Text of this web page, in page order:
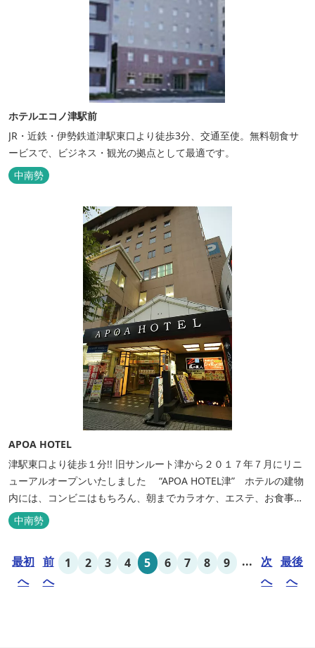
ホテルエコノ津駅前
JR・近鉄・伊勢鉄道津駅東口より徒歩3分、交通至使。無料朝食サ
ービスで、ビジネス・観光の拠点として最適です。
中南勢
APOA HOTEL
津駅東口より徒歩１分!! 旧サンルート津から２０１７年７月にリニ
ューアルオープンいたしました “APOA HOTEL津” ホテルの建物
内には、コンビニはもちろん、朝までカラオケ、エステ、お食事も
いろいろなジャンルが楽しめます。 ホテル内施設 地下…創作料
理“舞の華” 居酒屋“風の蔵人” 居酒屋“居酒屋ならここが安いぜっ”
中南勢
最初
へ
前
へ
1 2 3 4 5 6 7 8 9 ...
次
へ
最後
へ